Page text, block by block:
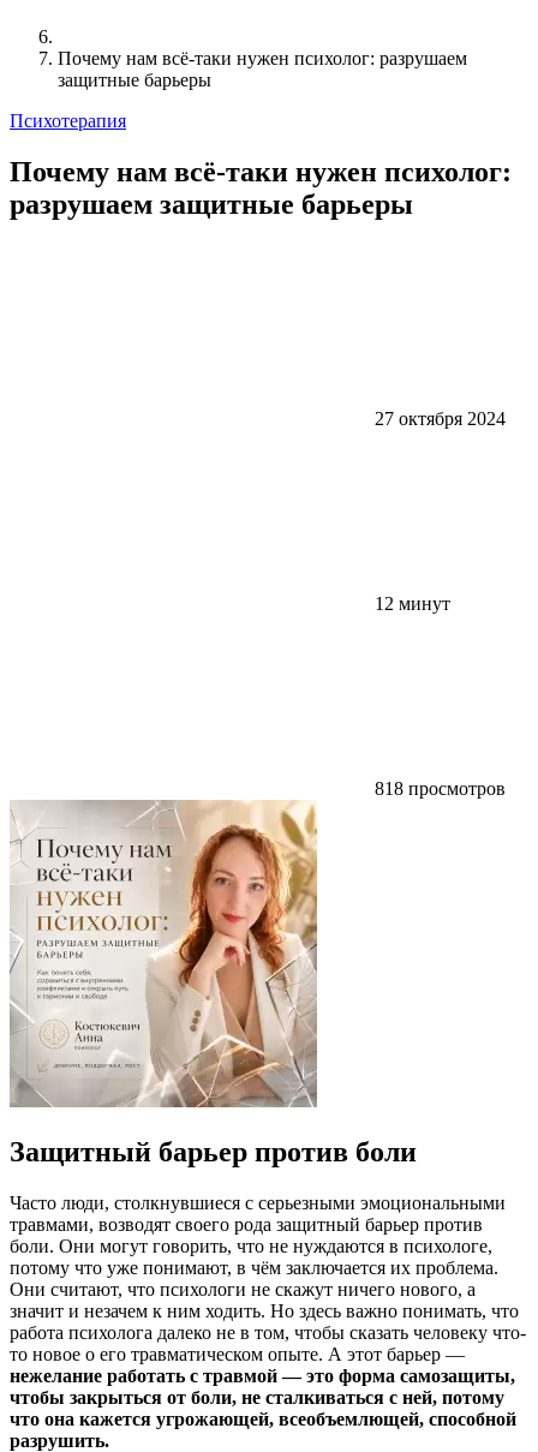
Почему нам всё-таки нужен психолог: разрушаем
защитные барьеры
Психотерапия
Почему нам всё-таки нужен психолог:
разрушаем защитные барьеры
27 октября 2024
12 минут
818 просмотров
Защитный барьер против боли
Часто люди, столкнувшиеся с серьезными эмоциональными
травмами, возводят своего рода защитный барьер против
боли. Они могут говорить, что не нуждаются в психологе,
потому что уже понимают, в чём заключается их проблема.
Они считают, что психологи не скажут ничего нового, а
значит и незачем к ним ходить. Но здесь важно понимать, что
работа психолога далеко не в том, чтобы сказать человеку что-
то новое о его травматическом опыте. А этот барьер —
нежелание работать с травмой — это форма самозащиты,
чтобы закрыться от боли, не сталкиваться с ней, потому
что она кажется угрожающей, всеобъемлющей, способной
разрушить.